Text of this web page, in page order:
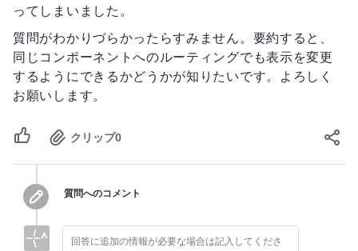
ってしまいました。
質問がわかりづらかったらすみません。要約すると、
同じコンポーネントへのルーティングでも表示を変更
するようにできるかどうかが知りたいです。よろしく
お願いします。
クリップ0
質問へのコメント